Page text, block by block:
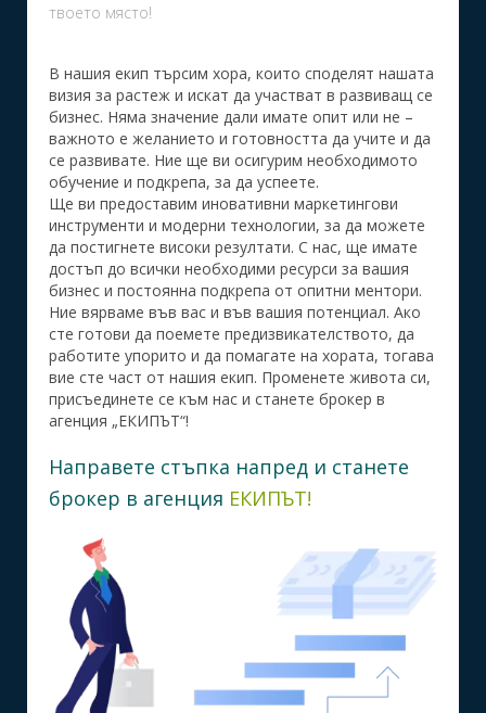
твоето място!
В нашия екип търсим хора, които споделят нашата
визия за растеж и искат да участват в развиващ се
бизнес. Няма значение дали имате опит или не –
важното е желанието и готовността да учите и да
се развивате. Ние ще ви осигурим необходимото
обучение и подкрепа, за да успеете.
Ще ви предоставим иновативни маркетингови
инструменти и модерни технологии, за да можете
да постигнете високи резултати. С нас, ще имате
достъп до всички необходими ресурси за вашия
бизнес и постоянна подкрепа от опитни ментори.
Ние вярваме във вас и във вашия потенциал. Ако
сте готови да поемете предизвикателството, да
работите упорито и да помагате на хората, тогава
вие сте част от нашия екип. Променете живота си,
присъединете се към нас и станете брокер в
агенция „ЕКИПЪТ“!
Направете стъпка напред и станете
брокер в агенция ЕКИПЪТ!